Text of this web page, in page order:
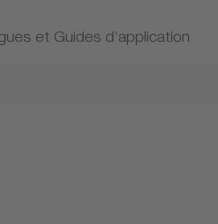
et Guides d’application